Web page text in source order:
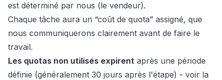
est déterminé par nous (le vendeur).
Chaque tâche aura un “coût de quota” assigné, que
nous communiquerons clairement avant de faire le
travail.
Les quotas non utilisés expirent après une période
définie (généralement 30 jours après l'étape) - voir la